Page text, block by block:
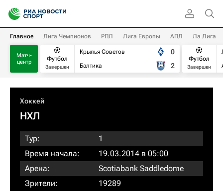
Главное Лига Чемпионов РПЛ Лига Европы АПЛ Ла Лига
Матч-
центр
Футбол
Завершен
Крылья Советов
Балтика
0
2
Футбол
Завершен
Хоккей
НХЛ
Тур:
1
Время начала:
19.03.2014 в 05:00
Арена:
Scotiabank Saddledome
Зрители:
19289